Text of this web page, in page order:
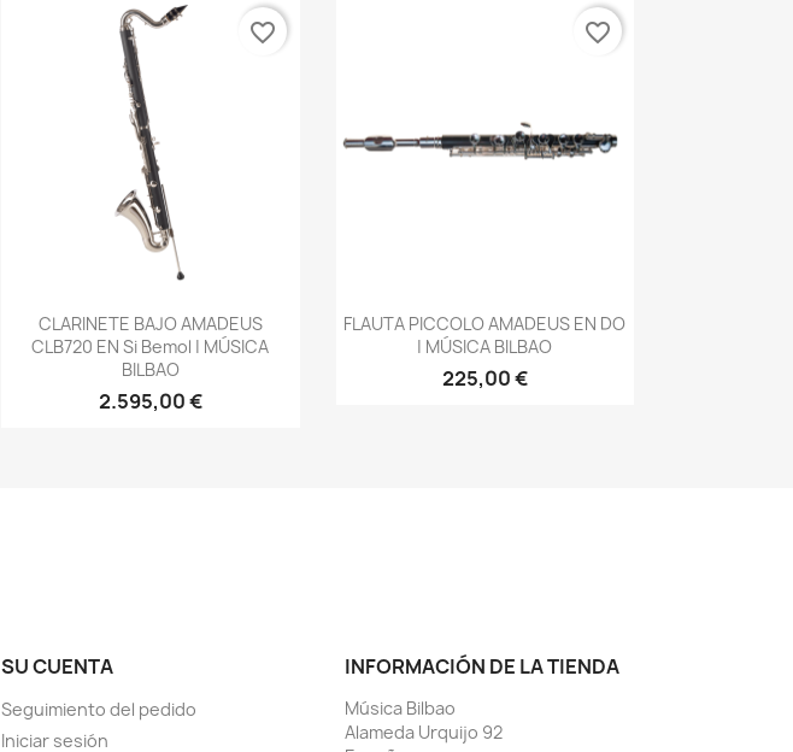
Vista rápida
CLARINETE BAJO AMADEUS
CLB720 EN Si Bemol | MÚSICA
BILBAO
2.595,00 €
favorite_border
Vista rápida
FLAUTA PICCOLO AMADEUS EN DO
| MÚSICA BILBAO
225,00 €
favorite_border
SU CUENTA
Seguimiento del pedido
Iniciar sesión
INFORMACIÓN DE LA TIENDA
Música Bilbao
Alameda Urquijo 92